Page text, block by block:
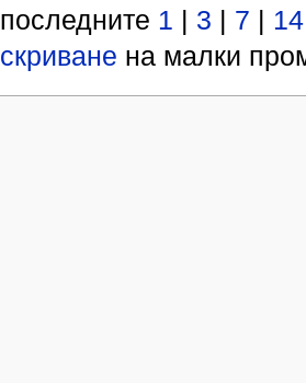
последните 1 | 3 | 7 | 14
скриване на малки